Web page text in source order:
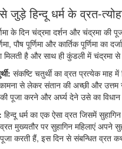
जुड़े हिन्दू धर्म के व्रत-
के दिन चंद्रमा दर्शन और चंद्रमा की
पौष पूर्णिमा और कार्तिक पूर्णिमा
मिलती है और साथ ही कुंडली में चंद्रमा से
संकष्टि चतुर्थी का व्रत प्रत्येक माह
कामना से लेकर संतान की अच्छी और
पूजा करने और अर्घ्य देने उसे का विधान
हिन्दू धर्म का एक ऐसा व्रत जिसमें
मुख्यतौर पर सुहागिन महिलाएं अपने
करती हैं, इस दिन से संबन्धित व्रत